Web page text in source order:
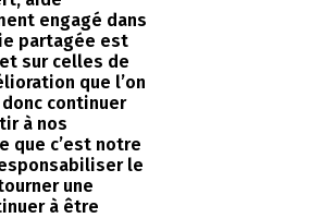
engagé dans
partagée est
sur celles de
que l’on
continuer
à nos
que c’est notre
le
une
à être